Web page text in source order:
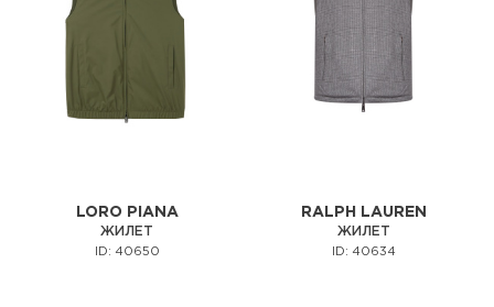
LORO PIANA
ЖИЛЕТ
ID: 40650
RALPH LAUREN
ЖИЛЕТ
ID: 40634